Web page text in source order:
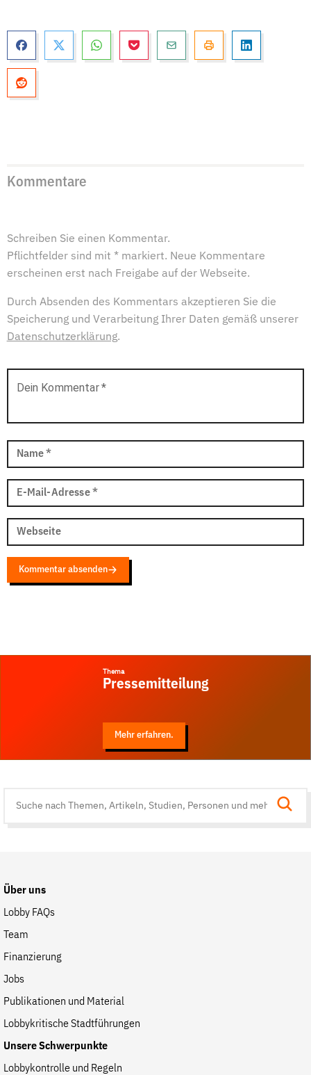
Kommentare
Schreiben Sie einen Kommentar.
Pflichtfelder sind mit * markiert. Neue Kommentare
erscheinen erst nach Freigabe auf der Webseite.
Durch Absenden des Kommentars akzeptieren Sie die
Speicherung und Verarbeitung Ihrer Daten gemäß unserer
Datenschutzerklärung.
Dein Kommentar*
Name *
E-Mail-Adresse *
Webseite
Kommentar absenden
Thema
Pressemitteilung
Mehr erfahren.
Über uns
Lobby FAQs
Team
Finanzierung
Jobs
Publikationen und Material
Lobbykritische Stadtführungen
Unsere Schwerpunkte
Lobbykontrolle und Regeln